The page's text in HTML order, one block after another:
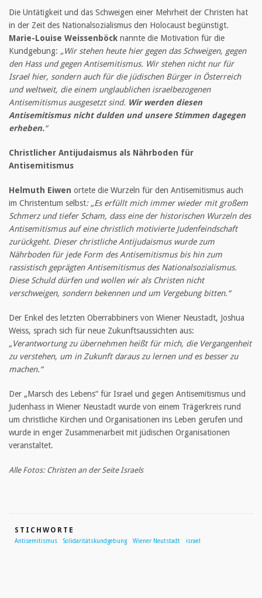
Die Untätigkeit und das Schweigen einer Mehrheit der Christen hat
in der Zeit des Nationalsozialismus den Holocaust begünstigt.
Marie-Louise Weissenböck nannte die Motivation für die
Kundgebung: „Wir stehen heute hier gegen das Schweigen, gegen
den Hass und gegen Antisemitismus. Wir stehen nicht nur für
Israel hier, sondern auch für die jüdischen Bürger in Österreich
und weltweit, die einem unglaublichen israelbezogenen
Antisemitismus ausgesetzt sind. Wir werden diesen
Antisemitismus nicht dulden und unsere Stimmen dagegen
erheben.“
Christlicher Antijudaismus als Nährboden für
Antisemitismus
Helmuth Eiwen ortete die Wurzeln für den Antisemitismus auch
im Christentum selbst: „Es erfüllt mich immer wieder mit großem
Schmerz und tiefer Scham, dass eine der historischen Wurzeln des
Antisemitismus auf eine christlich motivierte Judenfeindschaft
zurückgeht. Dieser christliche Antijudaismus wurde zum
Nährboden für jede Form des Antisemitismus bis hin zum
rassistisch geprägten Antisemitismus des Nationalsozialismus.
Diese Schuld dürfen und wollen wir als Christen nicht
verschweigen, sondern bekennen und um Vergebung bitten.“
Der Enkel des letzten Oberrabbiners von Wiener Neustadt, Joshua
Weiss, sprach sich für neue Zukunftsaussichten aus:
„Verantwortung zu übernehmen heißt für mich, die Vergangenheit
zu verstehen, um in Zukunft daraus zu lernen und es besser zu
machen.“
Der „Marsch des Lebens“ für Israel und gegen Antisemitismus und
Judenhass in Wiener Neustadt wurde von einem Trägerkreis rund
um christliche Kirchen und Organisationen ins Leben gerufen und
wurde in enger Zusammenarbeit mit jüdischen Organisationen
veranstaltet.
Alle Fotos: Christen an der Seite Israels
STICHWORTE
Antisemitismus Solidaritätskundgebung Wiener Neutstadt israel